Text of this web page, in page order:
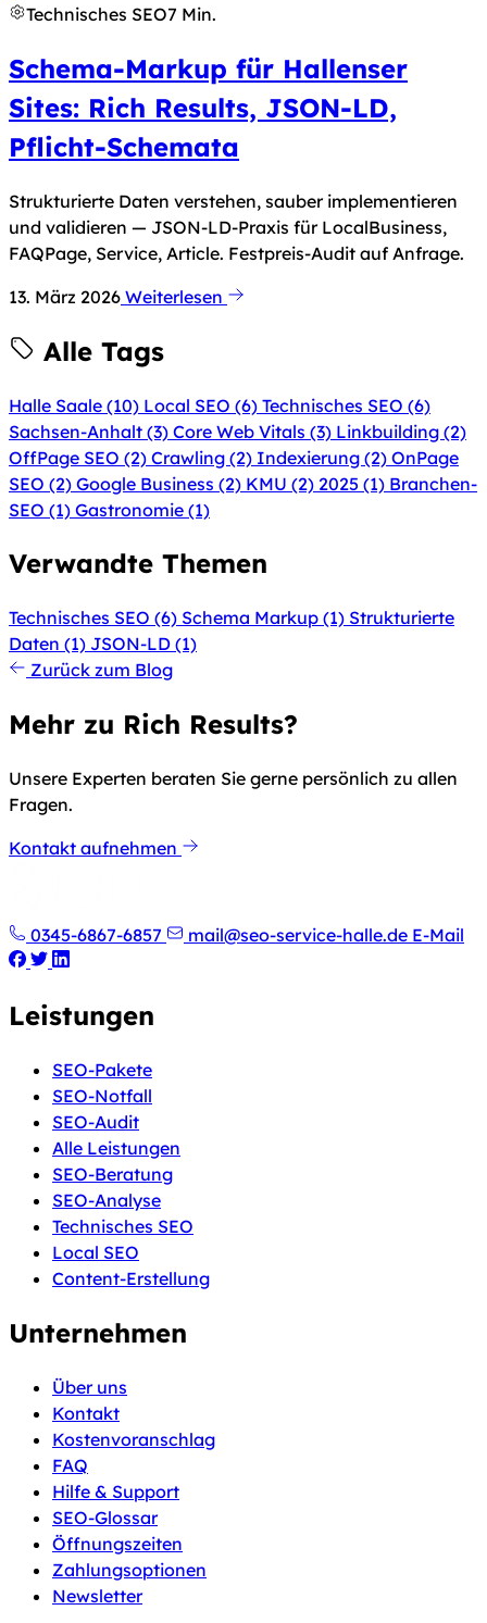
Technisches SEO7 Min.
Schema-Markup für Hallenser
Sites: Rich Results, JSON-LD,
Pflicht-Schemata
Strukturierte Daten verstehen, sauber implementieren
und validieren — JSON-LD-Praxis für LocalBusiness,
FAQPage, Service, Article. Festpreis-Audit auf Anfrage.
13. März 2026 Weiterlesen
Alle Tags
Halle Saale (10) Local SEO (6) Technisches SEO (6)
Sachsen-Anhalt (3) Core Web Vitals (3) Linkbuilding (2)
OffPage SEO (2) Crawling (2) Indexierung (2) OnPage
SEO (2) Google Business (2) KMU (2) 2025 (1) Branchen-
SEO (1) Gastronomie (1)
Verwandte Themen
Technisches SEO (6) Schema Markup (1) Strukturierte
Daten (1) JSON-LD (1)
Zurück zum Blog
Mehr zu Rich Results?
Unsere Experten beraten Sie gerne persönlich zu allen
Fragen.
Kontakt aufnehmen
0345-6867-6857 mail@seo-service-halle.de E-Mail
Leistungen
SEO-Pakete
SEO-Notfall
SEO-Audit
Alle Leistungen
SEO-Beratung
SEO-Analyse
Technisches SEO
Local SEO
Content-Erstellung
Unternehmen
Über uns
Kontakt
Kostenvoranschlag
FAQ
Hilfe & Support
SEO-Glossar
Öffnungszeiten
Zahlungsoptionen
Newsletter